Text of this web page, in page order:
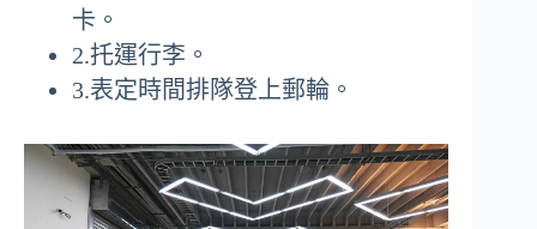
卡。
2.托運行李。
3.表定時間排隊登上郵輪。